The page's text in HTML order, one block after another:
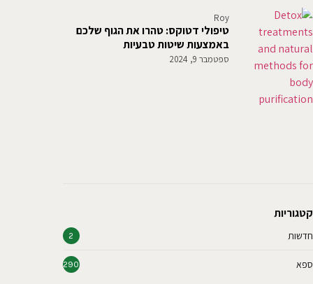
טיפולי דטוקס: טהרו את הגוף שלכם
באמצעות שיטות טבעיות
Roy
ספטמבר 9, 2024
קטגוריות
חדשות 2
ספא 290